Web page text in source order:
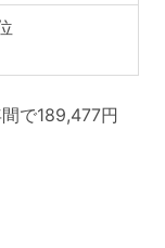
で189,477円